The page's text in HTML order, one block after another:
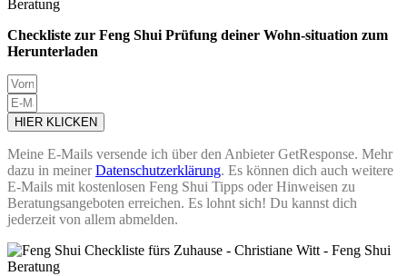
Checkliste zur Feng Shui Prüfung deiner Wohn-situation zum
Herunterladen
HIER KLICKEN
Meine E-Mails versende ich über den Anbieter GetResponse. Mehr
dazu in meinerDatenschutzerklärung. Es können dich auch weitere
E-Mails mit kostenlosen Feng Shui Tipps oder Hinweisen zu
Beratungsangeboten erreichen. Es lohnt sich! Du kannst dich
jederzeit von allem abmelden.